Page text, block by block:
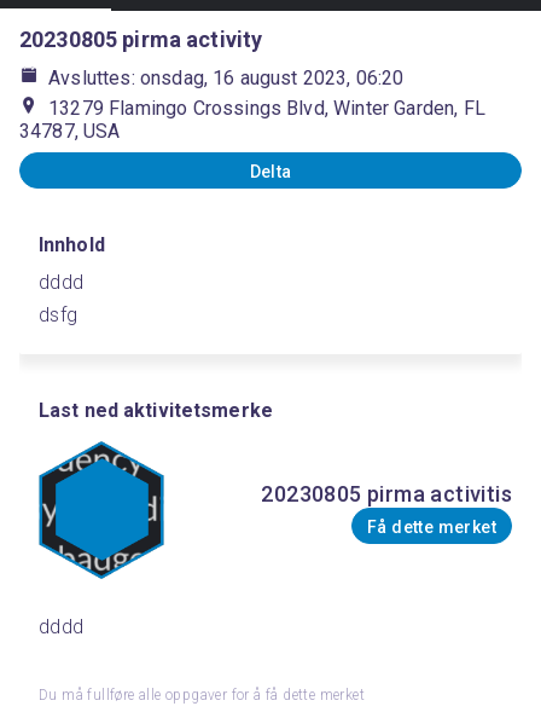
20230805 pirma activity
Avsluttes: onsdag, 16 august 2023, 06:20
13279 Flamingo Crossings Blvd, Winter Garden, FL
34787, USA
Delta
Innhold
dddd
dsfg
Last ned aktivitetsmerke
20230805 pirma activitis
Få dette merket
dddd
Du må fullføre alle oppgaver for å få dette merket